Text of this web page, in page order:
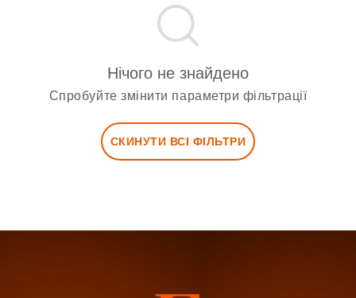
Нічого не знайдено
Спробуйте змінити параметри фільтрації
СКИНУТИ ВСІ ФІЛЬТРИ